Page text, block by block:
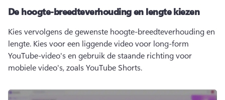
De hoogte-breedteverhouding en lengte kiezen
Kies vervolgens de gewenste hoogte-breedteverhouding en
lengte. Kies voor een liggende video voor long-form
YouTube-video's en gebruik de staande richting voor
mobiele video's, zoals YouTube Shorts.